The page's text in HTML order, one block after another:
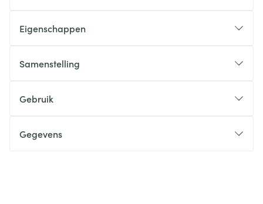
Eigenschappen
Samenstelling
Gebruik
Gegevens